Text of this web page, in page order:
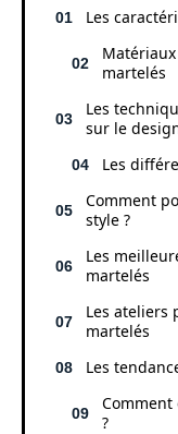
Les
martelés
Les
sur le
Les
Comment
style ?
Les
martelés
Les ateliers
martelés
Les
?